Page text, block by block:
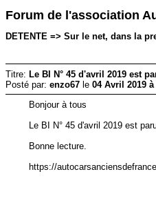
Forum de l'association
DETENTE => Sur le net, dans la
Titre: Le BI N° 45 d'avril 2019 est
Posté par: enzo67 le 04 Avril 2019 à
Bonjour à tous
Le BI N° 45 d'avril 2019 est
Bonne lecture.
https://